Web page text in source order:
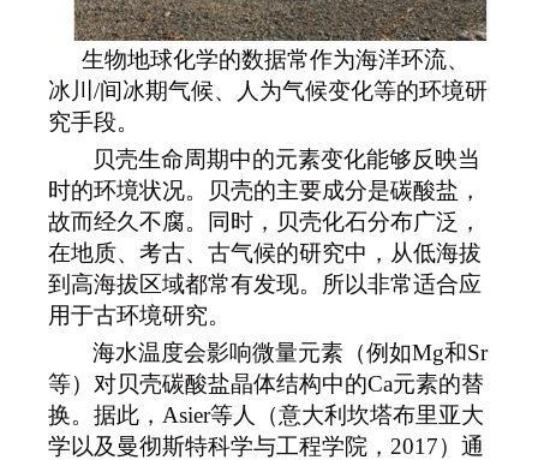
生物地球化学的数据常作为海洋环流、
冰川/间冰期气候、人为气候变化等的环境研
究手段。
贝壳生命周期中的元素变化能够反映当
时的环境状况。贝壳的主要成分是碳酸盐，
故而经久不腐。同时，贝壳化石分布广泛，
在地质、考古、古气候的研究中，从低海拔
到高海拔区域都常有发现。所以非常适合应
用于古环境研究。
海水温度会影响微量元素（例如Mg和Sr
等）对贝壳碳酸盐晶体结构中的Ca元素的替
换。据此，Asier等人（意大利坎塔布里亚大
学以及曼彻斯特科学与工程学院，2017）通